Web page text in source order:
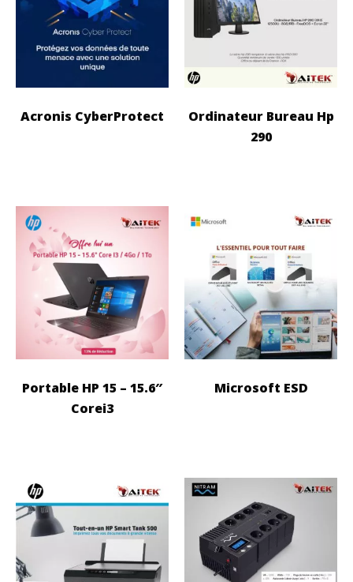
Acronis CyberProtect
Ordinateur Bureau Hp
290
Portable HP 15 – 15.6″
Corei3
Microsoft ESD